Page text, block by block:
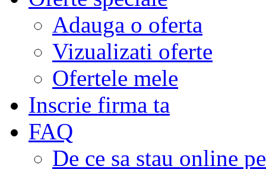
Adauga o oferta
Vizualizati oferte
Ofertele mele
Inscrie firma ta
FAQ
De ce sa stau online